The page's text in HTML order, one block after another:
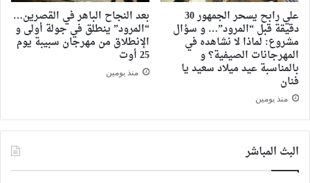
علي رابح يسحر الجمهور 30
دقيقة قبل “المرود”… و سؤال
مشروع: لماذا لا نشاهده في
المهرجانات الصيفية؟ و
بالمناسبة عيد ميلاد سعيد يا
فنان
منذ يومين
بعد النجاح الباهر في القصرين…
“المرود” ينطلق في جولة أولى و
الإنطلاق من مهرجان سبيبة يوم
25 أوت
منذ يومين
البث المباشر